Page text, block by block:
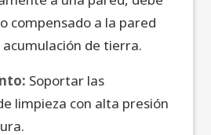
compensado a la pared
de tierra.
Soportar las
limpieza con alta presión